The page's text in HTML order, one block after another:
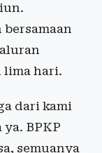
lima hari.
dari kami
BPKP
semuanya